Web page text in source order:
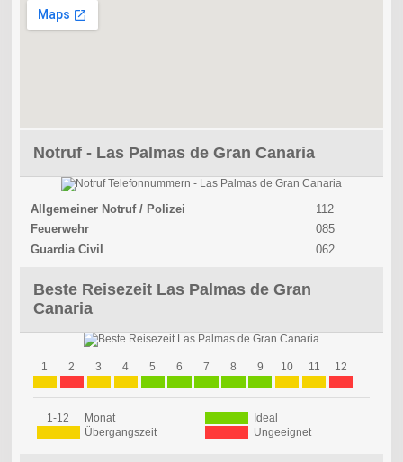
Notruf - Las Palmas de Gran Canaria
Allgemeiner Notruf / Polizei
112
Feuerwehr
085
Guardia Civil
062
Beste Reisezeit Las Palmas de Gran
Canaria
1 2 3 4 5 6 7 8 9 10 11 12
1-12 Monat
Ideal
Übergangszeit
Ungeeignet